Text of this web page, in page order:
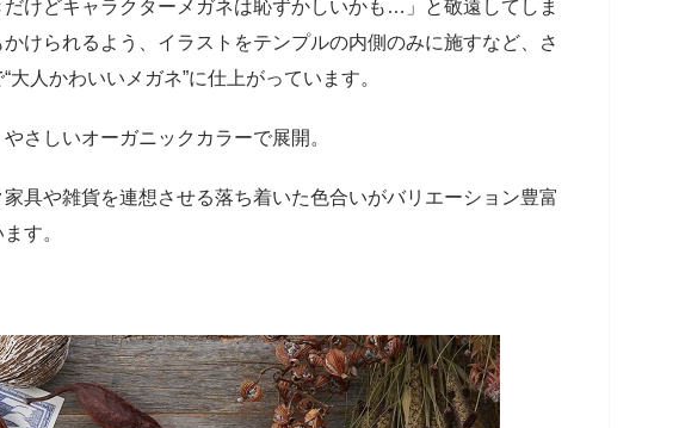
だけどキャラクターメガネは恥ずかしいかも…」と敬遠してしま
けられるよう、イラストをテンプルの内側のみに施すなど、さ
大人かわいいメガネ”に仕上がっています。
さしいオーガニックカラーで展開。
具や雑貨を連想させる落ち着いた色合いがバリエーション豊富
す。